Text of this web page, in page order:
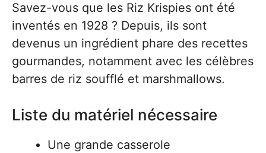
Savez-vous que les Riz Krispies ont été
inventés en 1928 ? Depuis, ils sont
devenus un ingrédient phare des recettes
gourmandes, notamment avec les célèbres
barres de riz soufflé et marshmallows.
Liste du matériel nécessaire
Une grande casserole